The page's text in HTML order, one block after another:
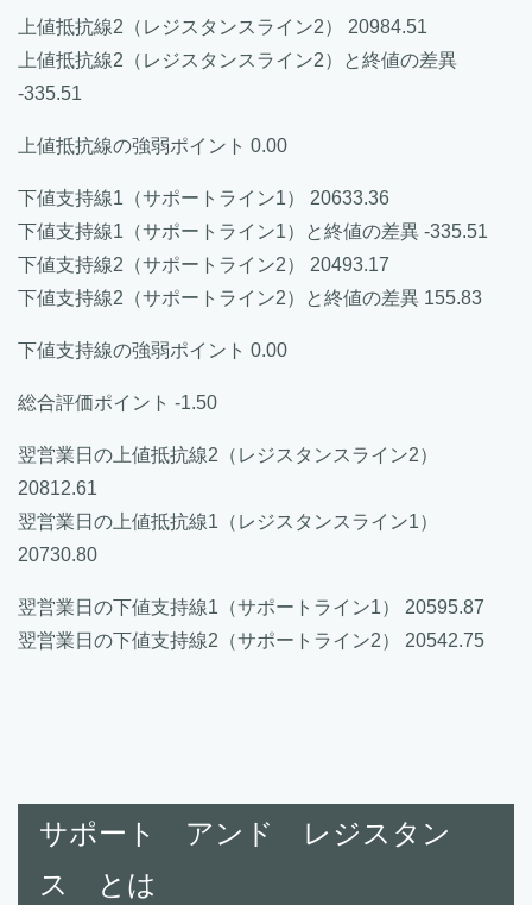
上値抵抗線2（レジスタンスライン2） 20984.51
上値抵抗線2（レジスタンスライン2）と終値の差異
-335.51
上値抵抗線の強弱ポイント 0.00
下値支持線1（サポートライン1） 20633.36
下値支持線1（サポートライン1）と終値の差異 -335.51
下値支持線2（サポートライン2） 20493.17
下値支持線2（サポートライン2）と終値の差異 155.83
下値支持線の強弱ポイント 0.00
総合評価ポイント -1.50
翌営業日の上値抵抗線2（レジスタンスライン2）
20812.61
翌営業日の上値抵抗線1（レジスタンスライン1）
20730.80
翌営業日の下値支持線1（サポートライン1） 20595.87
翌営業日の下値支持線2（サポートライン2） 20542.75
サポート アンド レジスタン
ス とは